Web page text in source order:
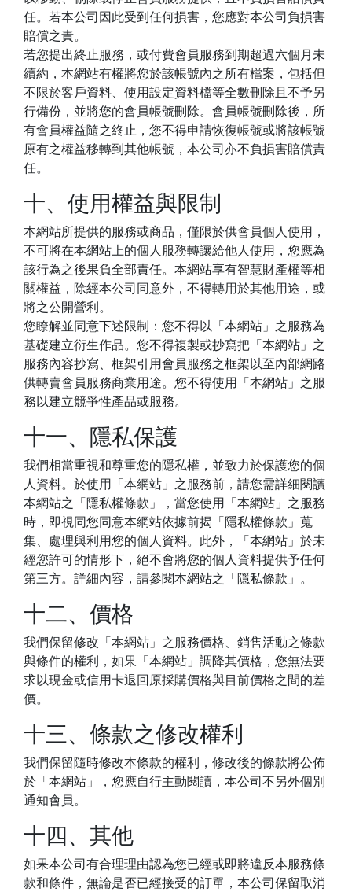
任。若本公司因此受到任何損害，您應對本公司負損害
賠償之責。
若您提出終止服務，或付費會員服務到期超過六個月未
續約，本網站有權將您於該帳號內之所有檔案，包括但
不限於客戶資料、使用設定資料檔等全數刪除且不予另
行備份，並將您的會員帳號刪除。會員帳號刪除後，所
有會員權益隨之終止，您不得申請恢復帳號或將該帳號
原有之權益移轉到其他帳號，本公司亦不負損害賠償責
任。
十、使用權益與限制
本網站所提供的服務或商品，僅限於供會員個人使用，
不可將在本網站上的個人服務轉讓給他人使用，您應為
該行為之後果負全部責任。本網站享有智慧財產權等相
關權益，除經本公司同意外，不得轉用於其他用途，或
將之公開營利。
您瞭解並同意下述限制：您不得以「本網站」之服務為
基礎建立衍生作品。您不得複製或抄寫把「本網站」之
服務內容抄寫、框架引用會員服務之框架以至內部網路
供轉賣會員服務商業用途。您不得使用「本網站」之服
務以建立競爭性產品或服務。
十一、隱私保護
我們相當重視和尊重您的隱私權，並致力於保護您的個
人資料。於使用「本網站」之服務前，請您需詳細閱讀
本網站之「隱私權條款」，當您使用「本網站」之服務
時，即視同您同意本網站依據前揭「隱私權條款」蒐
集、處理與利用您的個人資料。此外，「本網站」於未
經您許可的情形下，絕不會將您的個人資料提供予任何
第三方。詳細內容，請參閱本網站之「隱私條款」。
十二、價格
我們保留修改「本網站」之服務價格、銷售活動之條款
與條件的權利，如果「本網站」調降其價格，您無法要
求以現金或信用卡退回原採購價格與目前價格之間的差
價。
十三、條款之修改權利
我們保留隨時修改本條款的權利，修改後的條款將公佈
於「本網站」，您應自行主動閱讀，本公司不另外個別
通知會員。
十四、其他
如果本公司有合理理由認為您已經或即將違反本服務條
款和條件，無論是否已經接受的訂單，本公司保留取消